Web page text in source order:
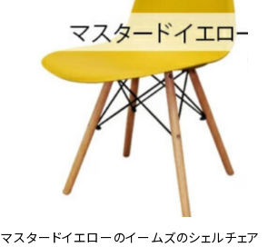
マスタードイエローのイームズのシェルチェア